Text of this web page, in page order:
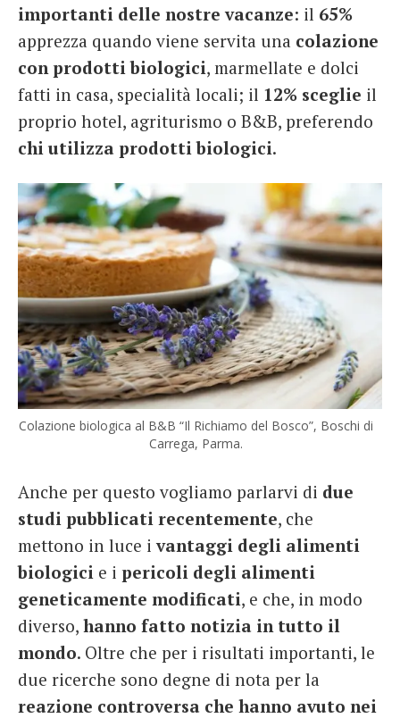
importanti delle nostre vacanze: il 65%
apprezza quando viene servita una colazione
con prodotti biologici, marmellate e dolci
fatti in casa, specialità locali; il 12% sceglie il
proprio hotel, agriturismo o B&B, preferendo
chi utilizza prodotti biologici.
Colazione biologica al B&B “Il Richiamo del Bosco”, Boschi di
Carrega, Parma.
Anche per questo vogliamo parlarvi di due
studi pubblicati recentemente, che
mettono in luce ivantaggi degli alimenti
biologici e i pericoli degli alimenti
geneticamente modificati, e che, in modo
diverso, hanno fatto notizia in tutto il
mondo. Oltre che per i risultati importanti, le
due ricerche sono degne di nota per la
reazione controversa che hanno avuto nei